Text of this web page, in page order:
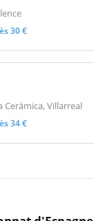
30 €
Cerámica, Villarreal
34 €